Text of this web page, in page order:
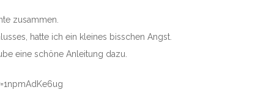
zusammen.
hatte ich ein kleines bisschen Angst.
eine schöne Anleitung dazu.